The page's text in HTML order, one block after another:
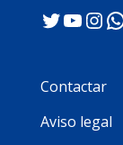
Twitter
Contactar
Aviso legal